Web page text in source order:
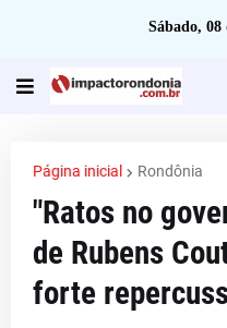
Sábado, 08
Página inicial Rondônia
"Ratos no
de Rubens
forte